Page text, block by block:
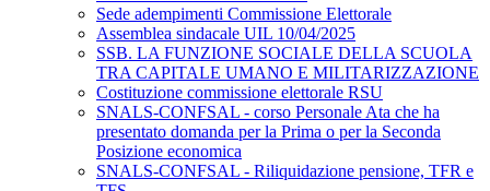
Sede adempimenti Commissione Elettorale
Assemblea sindacale UIL 10/04/2025
SSB. LA FUNZIONE SOCIALE DELLA SCUOLA
TRA CAPITALE UMANO E MILITARIZZAZIONE
Costituzione commissione elettorale RSU
SNALS-CONFSAL - corso Personale Ata che ha
presentato domanda per la Prima o per la Seconda
Posizione economica
SNALS-CONFSAL - Riliquidazione pensione, TFR e